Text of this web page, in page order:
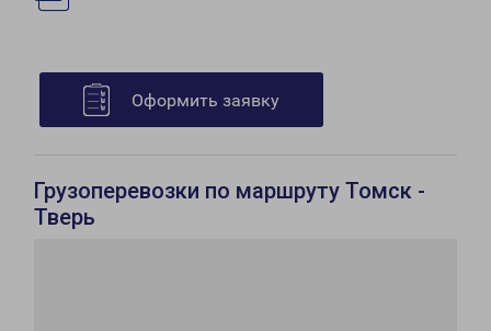
Оформить заявку
Грузоперевозки по маршруту Томск -
Тверь